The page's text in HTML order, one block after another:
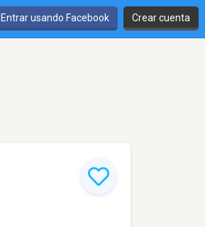
Entrar usando Facebook Crear cuenta